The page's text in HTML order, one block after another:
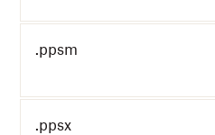
.ppsm
.ppsx